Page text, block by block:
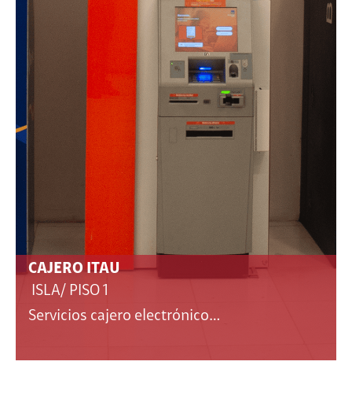
CAJERO ITAU
ISLA/ PISO 1
Servicios cajero electrónico…